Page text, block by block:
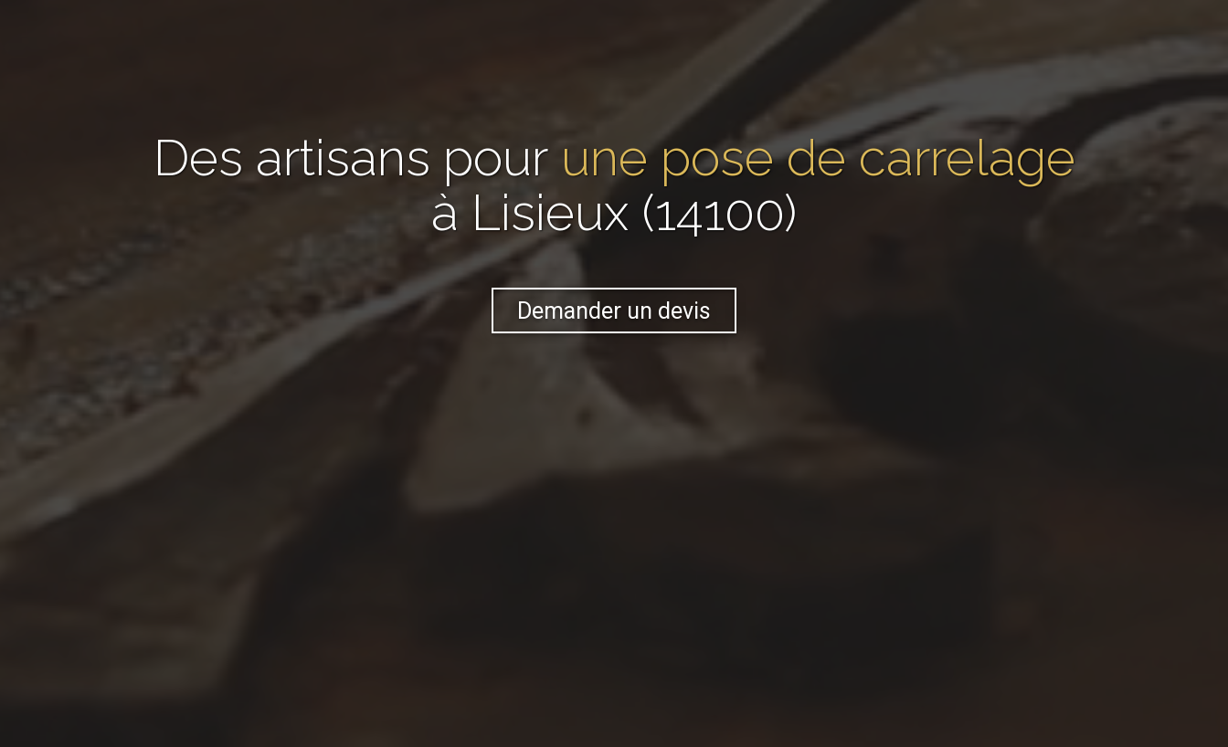
Des artisans pour une pose de carrelage
à Lisieux (14100)
Demander un devis